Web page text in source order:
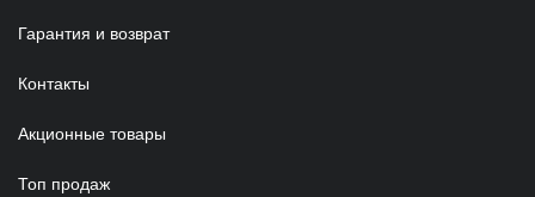
Гарантия и возврат
Контакты
Акционные товары
Топ продаж